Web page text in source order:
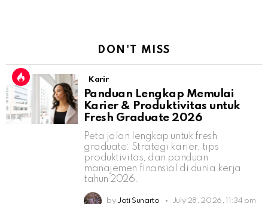
DON'T MISS
Karir
Panduan Lengkap Memulai
Karier & Produktivitas untuk
Fresh Graduate 2026
Peta jalan lengkap untuk fresh
graduate: Strategi karier, tips
produktivitas, dan panduan
manajemen finansial di dunia kerja
tahun 2026.
by Jati Sunarto July 28, 2026, 11:34 pm